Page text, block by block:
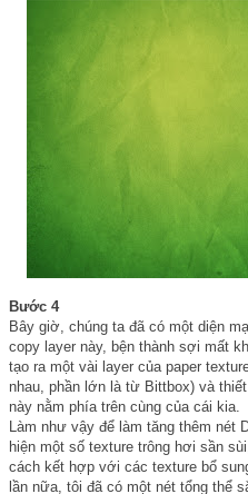
Bước 4
Bây giờ, chúng ta đã có một diện
copy layer này, bện thành sợi mất
tạo ra một vài layer của paper
nhau, phần lớn là từ Bittbox) và
này nằm phía trên cùng của cái kia.
Làm như vậy để làm tăng thêm nét
hiện một số texture trông hơi sần
cách kết hợp với các texture bổ
lần nữa, tôi đã có một nét tổng thể